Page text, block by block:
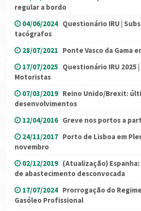
regular a bordo
04/06/2024 Questionário IRU |
tacógrafos
28/07/2021 Ponte Vasco da Gama
17/07/2025 Questionário IRU 2025
Motoristas
07/03/2019 Reino Unido/Brexit:
desenvolvimentos
12/04/2016 Greve nos portos a
24/11/2017 Porto de Lisboa em
novembro
02/12/2019 (Atualização)
de abastecimento desconvocada
17/07/2024 Prorrogação do
Gasóleo Profissional